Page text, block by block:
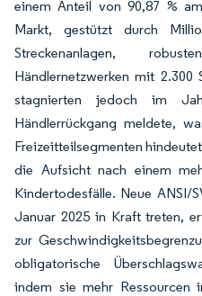
einem Anteil von 90,87 %
Markt, gestützt durch
Streckenanlagen,
Händlernetzwerken mit 2.300
stagnierten jedoch im
Händlerrückgang meldete,
Freizeitteilsegmenten
die Aufsicht nach einem
Kindertodesfälle. Neue ANSI/
Januar 2025 in Kraft treten,
zur
obligatorische
indem sie mehr Ressourcen